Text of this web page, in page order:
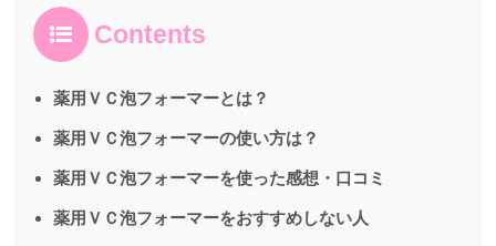
Contents
薬用ＶＣ泡フォーマーとは？
薬用ＶＣ泡フォーマーの使い方は？
薬用ＶＣ泡フォーマーを使った感想・口コミ
薬用ＶＣ泡フォーマーをおすすめしない人